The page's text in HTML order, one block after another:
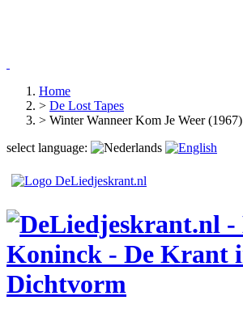
Home
> De Lost Tapes
> Winter Wanneer Kom Je Weer (1967)
select language: